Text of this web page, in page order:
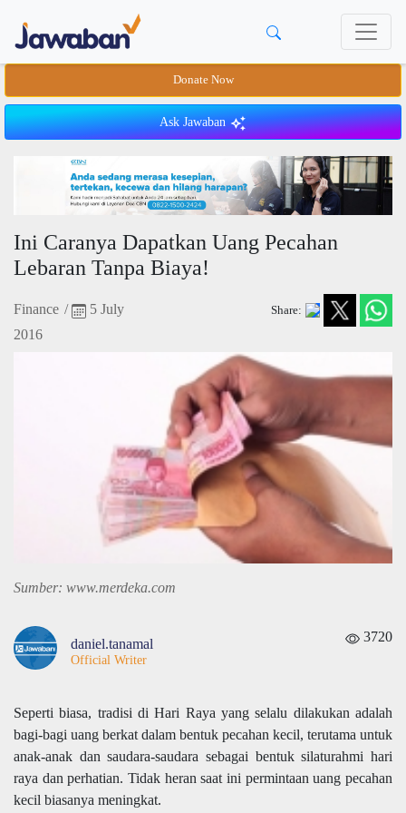
Donate Now
Ask Jawaban
Ini Caranya Dapatkan Uang Pecahan
Lebaran Tanpa Biaya!
Finance /
5 July
2016
Share:
Sumber: www.merdeka.com
daniel.tanamal
Official Writer
3720
Seperti biasa, tradisi di Hari Raya yang selalu dilakukan adalah
bagi-bagi uang berkat dalam bentuk pecahan kecil, terutama untuk
anak-anak dan saudara-saudara sebagai bentuk silaturahmi hari
raya dan perhatian. Tidak heran saat ini permintaan uang pecahan
kecil biasanya meningkat.